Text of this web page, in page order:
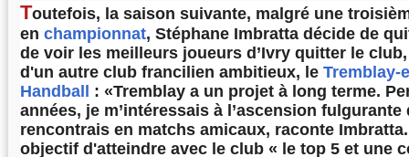
Toutefois, la saison suivante, malgré une
en championnat, Stéphane Imbratta décide de
de voir les meilleurs joueurs d’Ivry quitter le
d'un autre club francilien ambitieux, le Tremblay-
Handball
: «Tremblay a un projet à long terme.
années, je m’intéressais à l’ascension
rencontrais en matchs amicaux, raconte
objectif d'atteindre avec le club « le top 5 et une